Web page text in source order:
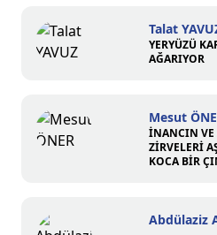
Talat
YERYÜZÜ
AĞARIYOR
Mesut
İNANCIN VE
ZİRVELERİ
KOCA BİR
Abdülaziz